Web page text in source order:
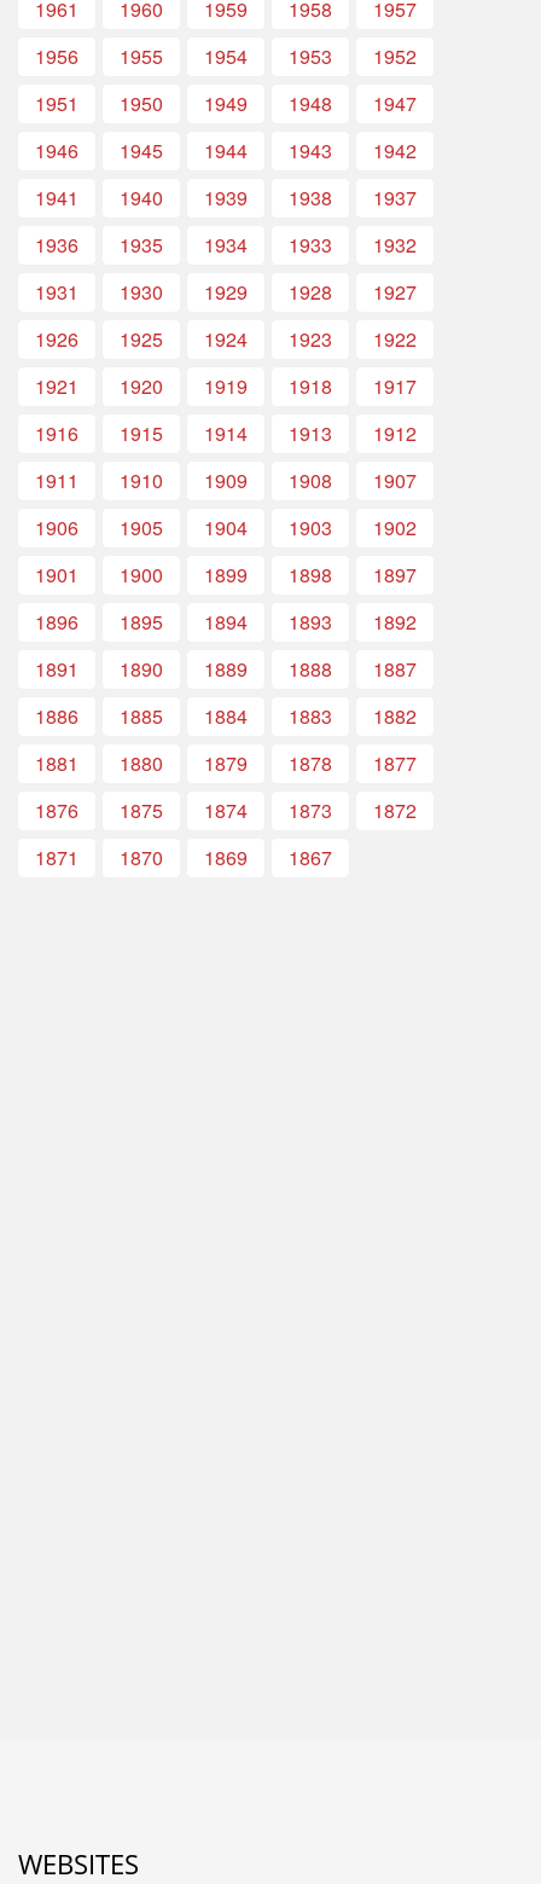
1961 1960 1959 1958
1957
1956
1955 1954 1953
1952
1951
1950 1949 1948
1947
1946
1945 1944 1943
1942
1941
1940 1939 1938
1937
1936
1935 1934 1933
1932
1931
1930 1929 1928
1927
1926
1925 1924 1923
1922
1921
1920 1919 1918
1917
1916
1915 1914 1913
1912
1911
1910 1909 1908
1907
1906
1905 1904 1903
1902
1901
1900 1899 1898
1897
1896
1895 1894 1893
1892
1891
1890 1889 1888
1887
1886
1885 1884 1883
1882
1881
1880 1879 1878
1877
1876
1875 1874 1873
1872
1871
1870 1869 1867
WEBSITES